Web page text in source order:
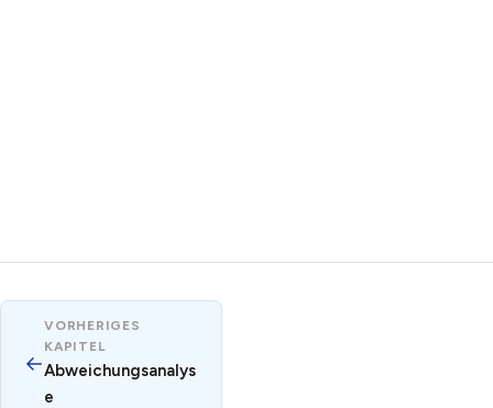
←
VORHERIGES
KAPITEL
Abweichungsanalys
e